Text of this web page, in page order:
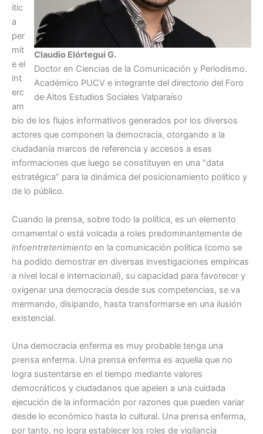
Claudio Elórtegui G.
Doctor en Ciencias de la Comunicación y Periodismo.
Académico PUCV e integrante del directorio del Foro
de Altos Estudios Sociales Valparaíso
ític
a
per
mit
e el
int
erc
am
bio de los flujos informativos generados por los diversos
actores que componen la democracia, otorgando a la
ciudadanía marcos de referencia y accesos a esas
informaciones que luego se constituyen en una “data
estratégica” para la dinámica del posicionamiento político y
de lo público.
Cuando la prensa, sobre todo la política, es un elemento
ornamental o está volcada a roles predominantemente de
infoentretenimiento en la comunicación política (como se
ha podido demostrar en diversas investigaciones empíricas
a nivel local e internacional), su capacidad para favorecer y
oxigenar una democracia desde sus competencias, se va
mermando, disipando, hasta transformarse en una ilusión
existencial.
Una democracia enferma es muy probable tenga una
prensa enferma. Una prensa enferma es aquella que no
logra sustentarse en el tiempo mediante valores
democráticos y ciudadanos que apelen a una cuidada
ejecución de la información por razones que pueden variar
desde lo económico hasta lo cultural. Una prensa enferma,
por tanto, no logra establecer los roles de vigilancia